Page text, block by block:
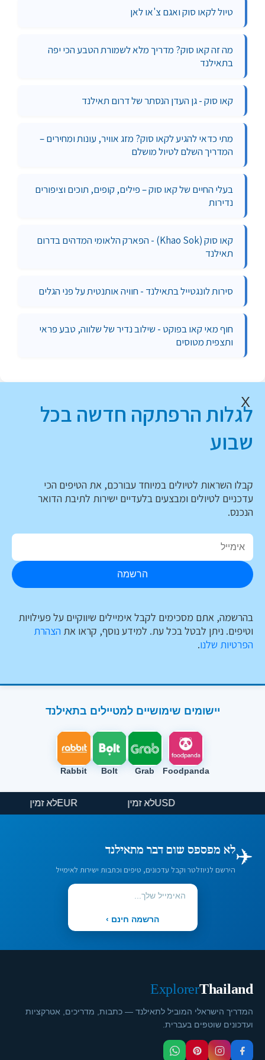
טיול לקאו סוק ואגם צ'או לאן
מה זה קאו סוק? מדריך מלא לשמורת הטבע הכי יפה
בתאילנד
קאו סוק - גן העדן הנסתר של דרום תאילנד
מתי כדאי להגיע לקאו סוק? מזג אוויר, עונות ומחירים –
המדריך השלם לטיול מושלם
בעלי החיים של קאו סוק – פילים, קופים, תוכים וציפורים
נדירות
קאו סוק (Khao Sok) - הפארק הלאומי המדהים בדרום
תאילנד
סירות לונגטייל בתאילנד - חוויה אותנטית על פני הגלים
חוף מאי קאו בפוקט - שילוב נדיר של שלווה, טבע פראי
ותצפית מטוסים
X
לגלות הרפתקה חדשה בכל
שבוע
קבלו השראות לטיולים במיוחד עבורכם, את הטיפים הכי
עדכניים לטיולים ומבצעים בלעדיים ישירות לתיבת הדואר
הנכנס.
הרשמה
בהרשמה, אתם מסכימים לקבל אימיילים שיווקיים על פעילויות
וטיפים. ניתן לבטל בכל עת. למידע נוסף, קראו את הצהרת
הפרטיות שלנו.
יישומים שימושיים למטיילים בתאילנד
Foodpanda
Grab
Bolt
Rabbit
USDלא זמין EURלא זמין
✈️לא מפספס שום דבר מתאילנד
הירשם לניוזלטר וקבל עדכונים, טיפים וכתבות ישירות לאימייל
הרשמה חינם ›
Thailand
Explorer
המדריך הישראלי המוביל לתאילנד — כתבות, מדריכים, אטרקציות
ועדכונים שוטפים בעברית.